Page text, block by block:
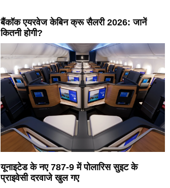
बैंकॉक एयरवेज केबिन क्रू सैलरी 2026: जानें
कितनी होगी?
यूनाइटेड के नए 787-9 में पोलारिस सुइट के
प्राइवेसी दरवाजे खुल गए